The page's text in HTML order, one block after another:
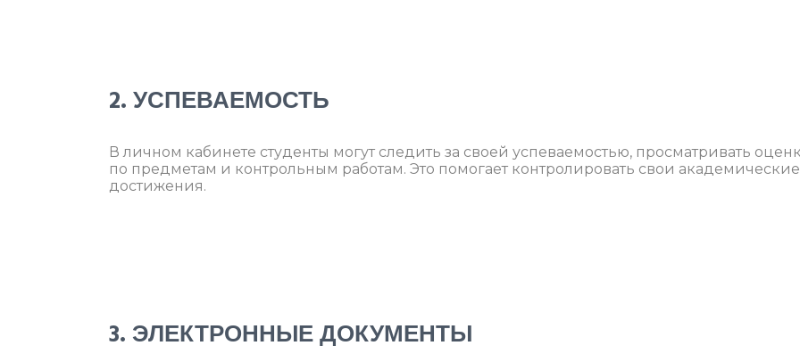
2. УСПЕВАЕМОСТЬ
В личном кабинете студенты могут следить за своей успеваемостью, просматривать
по предметам и контрольным работам. Это помогает контролировать свои академические
достижения.
3. ЭЛЕКТРОННЫЕ ДОКУМЕНТЫ